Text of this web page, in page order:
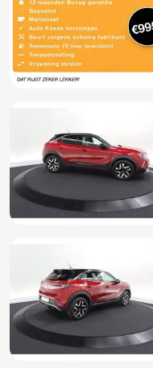
Zij airbag(s) voor